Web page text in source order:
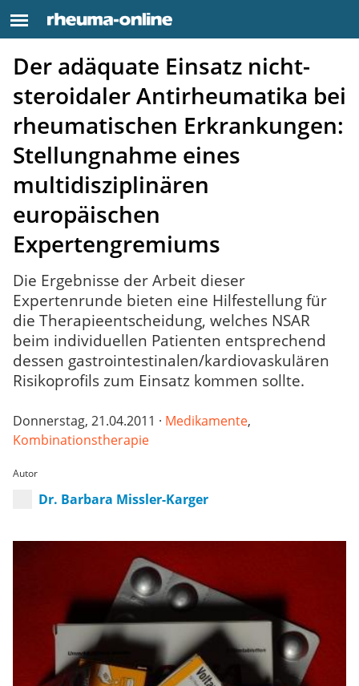
Der adäquate Einsatz nicht-
steroidaler Antirheumatika bei
rheumatischen Erkrankungen:
Stellungnahme eines
multidisziplinären
europäischen
Expertengremiums
Die Ergebnisse der Arbeit dieser
Expertenrunde bieten eine Hilfestellung für
die Therapieentscheidung, welches NSAR
beim individuellen Patienten entsprechend
dessen gastrointestinalen/kardiovaskulären
Risikoprofils zum Einsatz kommen sollte.
Donnerstag, 21.04.2011 · Medikamente,
Kombinationstherapie
Autor
Dr. Barbara Missler-Karger